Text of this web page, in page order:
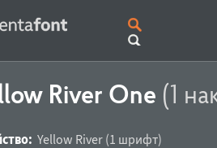
River One (1
Yellow River (1 шрифт)